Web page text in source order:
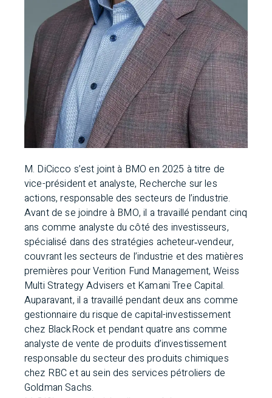
M. DiCicco s’est joint à BMO en 2025 à titre de
vice-président et analyste, Recherche sur les
actions, responsable des secteurs de l’industrie.
Avant de se joindre à BMO, il a travaillé pendant cinq
ans comme analyste du côté des investisseurs,
spécialisé dans des stratégies acheteur‑vendeur,
couvrant les secteurs de l’industrie et des matières
premières pour Verition Fund Management, Weiss
Multi Strategy Advisers et Kamani Tree Capital.
Auparavant, il a travaillé pendant deux ans comme
gestionnaire du risque de capital-investissement
chez BlackRock et pendant quatre ans comme
analyste de vente de produits d’investissement
responsable du secteur des produits chimiques
chez RBC et au sein des services pétroliers de
Goldman Sachs.